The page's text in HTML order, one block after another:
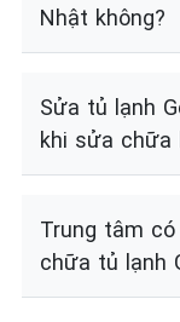
Nhật không?
Sửa tủ lạnh
khi sửa chữa
Trung tâm
chữa tủ lạnh